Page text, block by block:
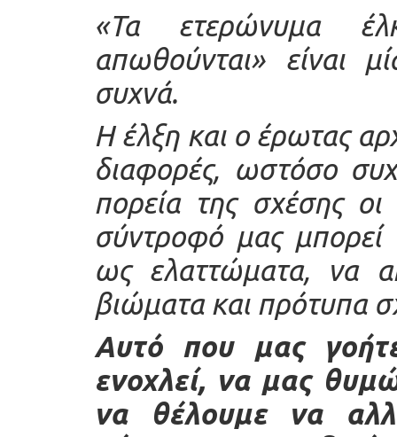
«Τα ετερώνυμα
απωθούνται» είναι
συχνά.
Η έλξη και ο έρωτας
διαφορές, ωστόσο
πορεία της σχέσης
σύντροφό μας μπορεί
ως ελαττώματα, να
βιώματα και πρότυπα
Αυτό που μας
ενοχλεί, να μας
να θέλουμε να